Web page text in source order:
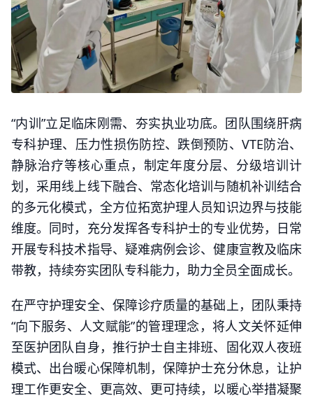
“内训”立足临床刚需、夯实执业功底。团队围绕肝病
专科护理、压力性损伤防控、跌倒预防、VTE防治、
静脉治疗等核心重点，制定年度分层、分级培训计
划，采用线上线下融合、常态化培训与随机补训结合
的多元化模式，全方位拓宽护理人员知识边界与技能
维度。同时，充分发挥各专科护士的专业优势，日常
开展专科技术指导、疑难病例会诊、健康宣教及临床
带教，持续夯实团队专科能力，助力全员全面成长。
在严守护理安全、保障诊疗质量的基础上，团队秉持
“向下服务、人文赋能”的管理理念，将人文关怀延伸
至医护团队自身，推行护士自主排班、固化双人夜班
模式、出台暖心保障机制，保障护士充分休息，让护
理工作更安全、更高效、更可持续，以暖心举措凝聚